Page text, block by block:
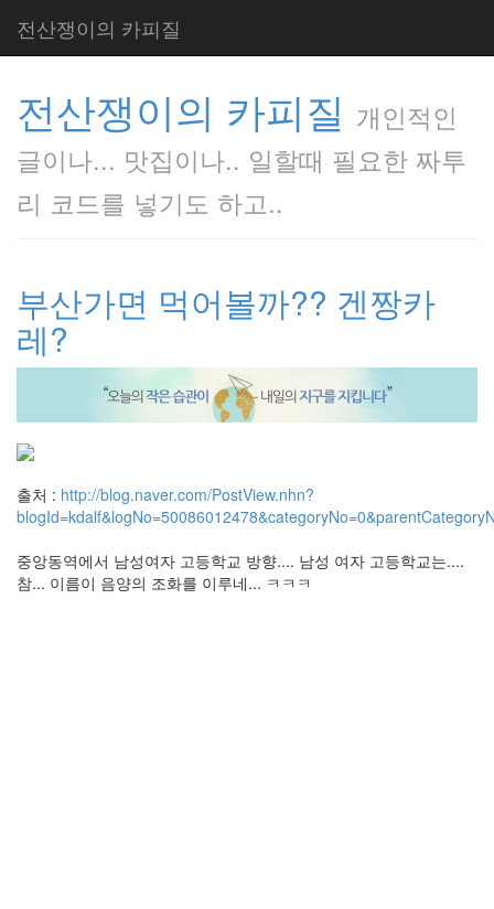
전산쟁이의 카피질
전산쟁이의 카피질 개인적인
글이나... 맛집이나.. 일할때 필요한 짜투
리 코드를 넣기도 하고..
부산가면 먹어볼까?? 겐짱카
레?
출처 : http://blog.naver.com/PostView.nhn?
중앙동역에서 남성여자 고등학교 방향.... 남성 여자 고등학교는....
참... 이름이 음양의 조화를 이루네... ㅋㅋㅋ